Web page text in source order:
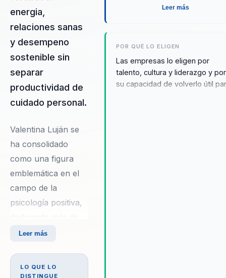
energia,
relaciones sanas
y desempeno
sostenible sin
separar
productividad de
cuidado personal.
Valentina Luján se
ha consolidado
como una figura
emblemática en el
campo de la
psicología positiva,
dos décadas a la
promoción del
bienestar integral.
Leer más
LO QUE LO
DISTINGUE
Leer más
POR QUÉ LO ELIGEN
Las empresas lo eligen por
talento, cultura y liderazgo y por
su capacidad de volverlo útil